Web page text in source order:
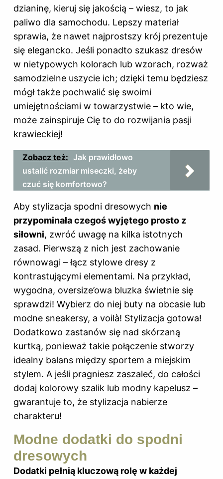
dzianinę, kieruj się jakością – wiesz, to jak
paliwo dla samochodu. Lepszy materiał
sprawia, że nawet najprostszy krój prezentuje
się elegancko. Jeśli ponadto szukasz dresów
w nietypowych kolorach lub wzorach, rozważ
samodzielne uszycie ich; dzięki temu będziesz
mógł także pochwalić się swoimi
umiejętnościami w towarzystwie – kto wie,
może zainspiruje Cię to do rozwijania pasji
krawieckiej!
Zobacz też: Jak prawidłowo
ustalić rozmiar miseczki, żeby
czuć się komfortowo?
Aby stylizacja spodni dresowych nie
przypominała czegoś wyjętego prosto z
siłowni, zwróć uwagę na kilka istotnych
zasad. Pierwszą z nich jest zachowanie
równowagi – łącz stylowe dresy z
kontrastującymi elementami. Na przykład,
wygodna, oversize’owa bluzka świetnie się
sprawdzi! Wybierz do niej buty na obcasie lub
modne sneakersy, a voilà! Stylizacja gotowa!
Dodatkowo zastanów się nad skórzaną
kurtką, ponieważ takie połączenie stworzy
idealny balans między sportem a miejskim
stylem. A jeśli pragniesz zaszaleć, do całości
dodaj kolorowy szalik lub modny kapelusz –
gwarantuje to, że stylizacja nabierze
charakteru!
Modne dodatki do spodni
dresowych
Dodatki pełnią kluczową rolę w każdej